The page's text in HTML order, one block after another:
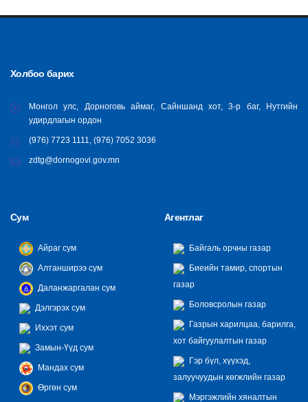
Холбоо барих
Монгол улс, Дорноговь аймаг, Сайншанд хот, 3-р баг, Нутгийн
удирдлагын ордон
(976) 7723 1111, (976) 7052 3036
zdtg@dornogovi.gov.mn
Сум
Айраг сум
Алтанширээ сум
Даланжаргалан сум
Дэлгэрэх сум
Иххэт сум
Замын-Үүд сум
Мандах сум
Өргөн сум
Агентлаг
Байгаль орчны газар
Биеийн тамир, спортын
газар
Боловсролын газар
Газрын харилцаа, барилга,
хот байгуулалтын газар
Гэр бүл, хүүхэд,
залуучуудын хөгжлийн газар
Мэргэжлийн хяналтын